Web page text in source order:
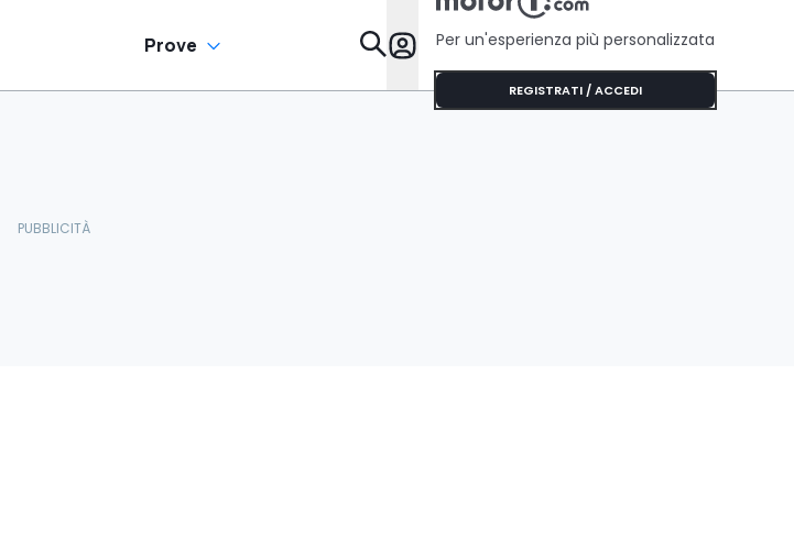
Prove Da Sapere
Per un'esperienza più personalizzata
REGISTRATI / ACCEDI